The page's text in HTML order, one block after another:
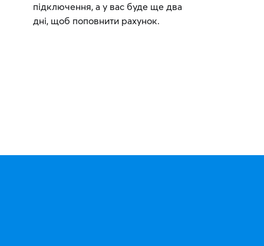
підключення, а у вас буде ще два
дні, щоб поповнити рахунок.